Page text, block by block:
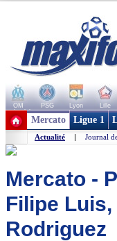
OM PSG Lyon Lille
+ de clubs
Mercato Ligue 1
Actualité | Journal
Mercato -
Filipe
Rodriguez